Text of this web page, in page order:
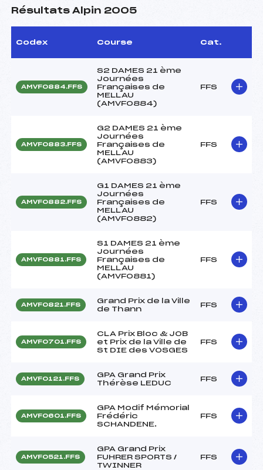
Résultats Alpin 2005
Codex Course Cat.
AMVF0884.FFS
S2 DAMES 21 ème
Journées
Françaises de
MELLAU
(AMVF0884)
FFS
AMVF0883.FFS
G2 DAMES 21 ème
Journées
Françaises de
MELLAU
(AMVF0883)
FFS
AMVF0882.FFS
G1 DAMES 21 ème
Journées
Françaises de
MELLAU
(AMVF0882)
FFS
AMVF0881.FFS
S1 DAMES 21 ème
Journées
Françaises de
MELLAU
(AMVF0881)
FFS
AMVF0821.FFS
Grand Prix de la Ville
de Thann
FFS
AMVF0701.FFS
CLA Prix Bloc & JOB
et Prix de la Ville de
St DIE des VOSGES
FFS
AMVF0121.FFS
GPA Grand Prix
Thérèse LEDUC
FFS
AMVF0601.FFS
GPA Modif Mémorial
Frédéric
SCHANDENE.
FFS
AMVF0521.FFS
GPA Grand Prix
FUHRER SPORTS /
TWINNER
FFS